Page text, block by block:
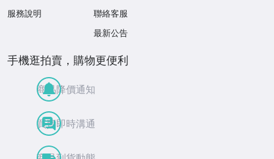
服務說明
聯絡客服
最新公告
手機逛拍賣，購物更便利
商品降價通知
買賣即時溝通